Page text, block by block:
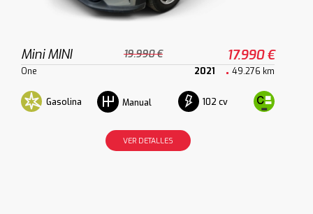
Mini MINI 19.990 € 17.990 €
One 2021 49.276 km
Gasolina Manual 102 cv
VER DETALLES